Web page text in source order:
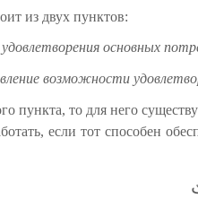
из двух пунктов:
основных
возможности
пункта, то для него
если тот способен